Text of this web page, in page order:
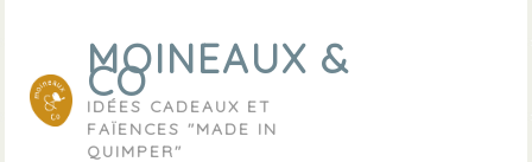
MOINEAUX &
CO
IDÉES CADEAUX ET
FAÏENCES "MADE IN
QUIMPER"